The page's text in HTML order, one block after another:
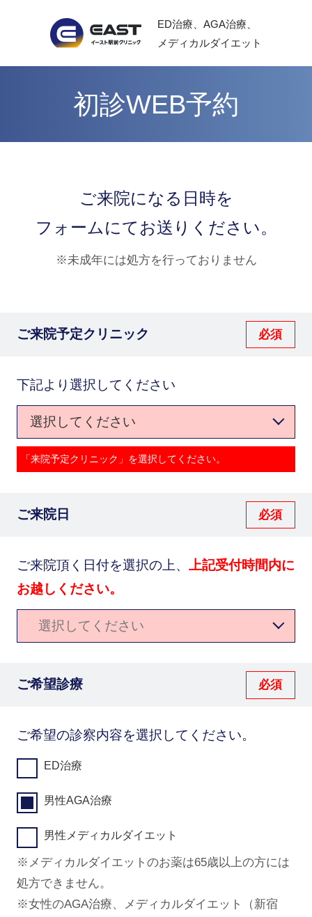
ED治療、AGA治療、
メディカルダイエット
初診WEB予約
ご来院になる日時を
フォームにてお送りください。
※未成年には処方を行っておりません
ご来院予定クリニック
下記より選択してください
「来院予定クリニック」を選択してください。
ご来院日
ご来院頂く日付を選択の上、 上記受付時間内に
お越しください。
ご希望診療
ご希望の診察内容を選択してください。
ED治療
男性AGA治療
男性メディカルダイエット
※メディカルダイエットのお薬は65歳以上の方には
処方できません。
※女性のAGA治療、メディカルダイエット（新宿